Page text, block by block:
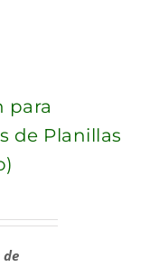
para
de Planillas